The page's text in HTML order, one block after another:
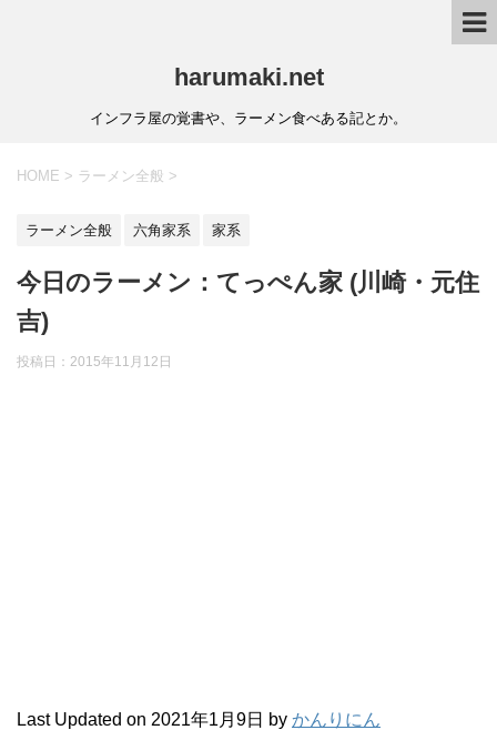
harumaki.net
インフラ屋の覚書や、ラーメン食べある記とか。
HOME > ラーメン全般 >
ラーメン全般 六角家系 家系
今日のラーメン：てっぺん家 (川崎・元住
吉)
投稿日：2015年11月12日
Last Updated on 2021年1月9日 by かんりにん